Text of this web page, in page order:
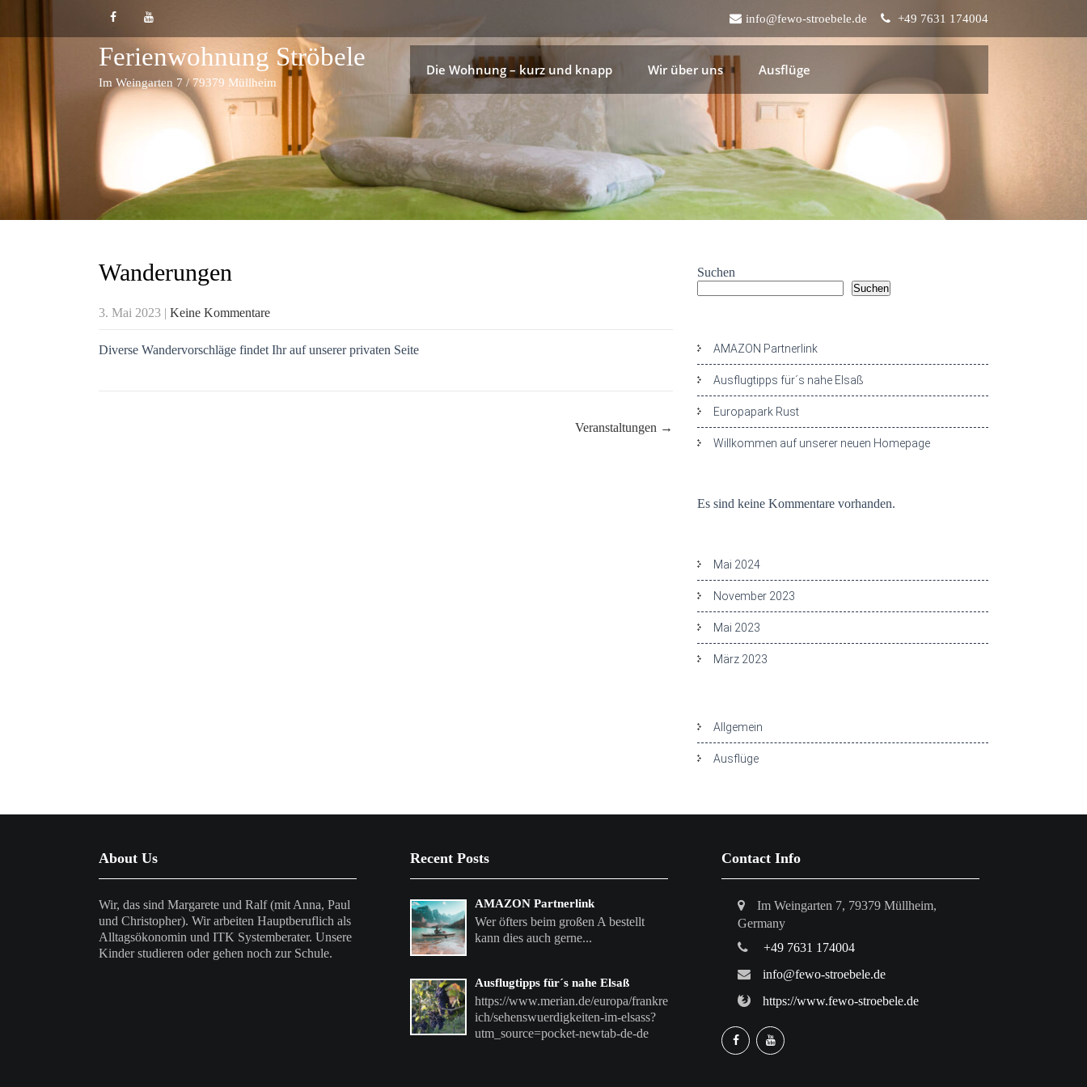
info@fewo-stroebele.de +49 7631 174004
Ferienwohnung Ströbele
Im Weingarten 7 / 79379 Müllheim
Die Wohnung – kurz und knapp Wir über uns Ausflüge
Wanderungen
3. Mai 2023 | Keine Kommentare
Diverse Wandervorschläge findet Ihr auf unserer privaten Seite
Veranstaltungen →
Suchen
Suchen
AMAZON Partnerlink
Ausflugtipps für´s nahe Elsaß
Europapark Rust
Willkommen auf unserer neuen Homepage
Es sind keine Kommentare vorhanden.
Mai 2024
November 2023
Mai 2023
März 2023
Allgemein
Ausflüge
About Us
Wir, das sind Margarete und Ralf (mit Anna, Paul
und Christopher). Wir arbeiten Hauptberuflich als
Alltagsökonomin und ITK Systemberater. Unsere
Kinder studieren oder gehen noch zur Schule.
Recent Posts
AMAZON Partnerlink
Wer öfters beim großen A bestellt
kann dies auch gerne...
Ausflugtipps für´s nahe Elsaß
https://www.merian.de/europa/frankre
ich/sehenswuerdigkeiten-im-elsass?
utm_source=pocket-newtab-de-de
Contact Info
Im Weingarten 7, 79379 Müllheim,
Germany
+49 7631 174004
info@fewo-stroebele.de
https://www.fewo-stroebele.de